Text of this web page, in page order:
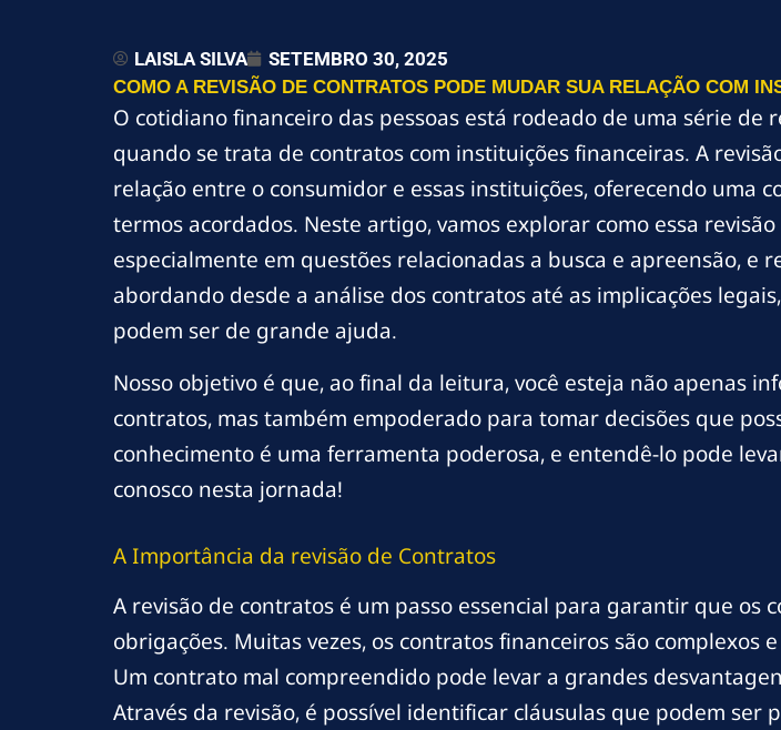
LAISLA SILVA SETEMBRO 30, 2025
COMO A REVISÃO DE CONTRATOS PODE MUDAR SUA RELAÇÃO COM
O cotidiano financeiro das pessoas está rodeado de uma série de
quando se trata de contratos com instituições financeiras. A
relação entre o consumidor e essas instituições, oferecendo uma
termos acordados. Neste artigo, vamos explorar como essa
especialmente em questões relacionadas a busca e apreensão, e
abordando desde a análise dos contratos até as implicações
podem ser de grande ajuda.
Nosso objetivo é que, ao final da leitura, você esteja não apenas
contratos, mas também empoderado para tomar decisões que
conhecimento é uma ferramenta poderosa, e entendê-lo pode
conosco nesta jornada!
A Importância da revisão de Contratos
A revisão de contratos é um passo essencial para garantir que os
obrigações. Muitas vezes, os contratos financeiros são
Um contrato mal compreendido pode levar a grandes
Através da revisão, é possível identificar cláusulas que podem